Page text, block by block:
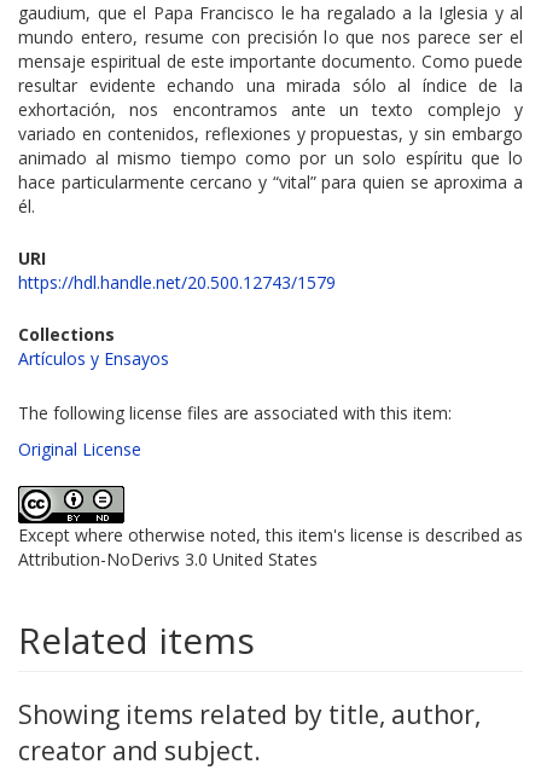
gaudium, que el Papa Francisco le ha regalado a la Iglesia y al
mundo entero, resume con precisión lo que nos parece ser el
mensaje espiritual de este importante documento. Como puede
resultar evidente echando una mirada sólo al índice de la
exhortación, nos encontramos ante un texto complejo y
variado en contenidos, reflexiones y propuestas, y sin embargo
animado al mismo tiempo como por un solo espíritu que lo
hace particularmente cercano y “vital” para quien se aproxima a
él.
URI
https://hdl.handle.net/20.500.12743/1579
Collections
Artículos y Ensayos
The following license files are associated with this item:
Original License
Except where otherwise noted, this item's license is described as
Attribution-NoDerivs 3.0 United States
Related items
Showing items related by title, author,
creator and subject.